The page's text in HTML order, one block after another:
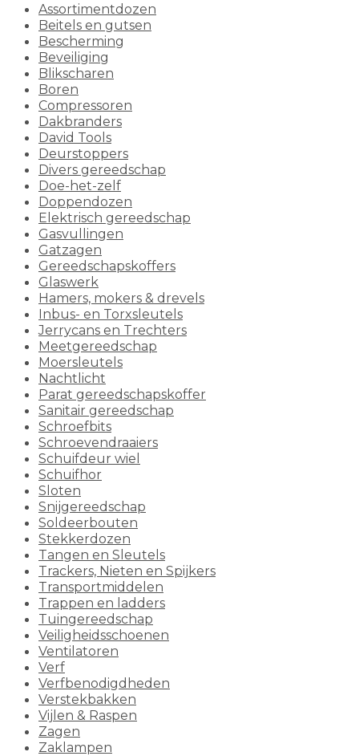
Assortimentdozen
Beitels en gutsen
Bescherming
Beveiliging
Blikscharen
Boren
Compressoren
Dakbranders
David Tools
Deurstoppers
Divers gereedschap
Doe-het-zelf
Doppendozen
Elektrisch gereedschap
Gasvullingen
Gatzagen
Gereedschapskoffers
Glaswerk
Hamers, mokers & drevels
Inbus- en Torxsleutels
Jerrycans en Trechters
Meetgereedschap
Moersleutels
Nachtlicht
Parat gereedschapskoffer
Sanitair gereedschap
Schroefbits
Schroevendraaiers
Schuifdeur wiel
Schuifhor
Sloten
Snijgereedschap
Soldeerbouten
Stekkerdozen
Tangen en Sleutels
Trackers, Nieten en Spijkers
Transportmiddelen
Trappen en ladders
Tuingereedschap
Veiligheidsschoenen
Ventilatoren
Verf
Verfbenodigdheden
Verstekbakken
Vijlen & Raspen
Zagen
Zaklampen